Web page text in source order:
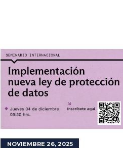
NOVIEMBRE 26, 2025